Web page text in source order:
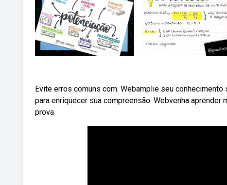
Evite erros comuns com. Webamplie seu
para enriquecer sua compreensão. Webvenha
prova